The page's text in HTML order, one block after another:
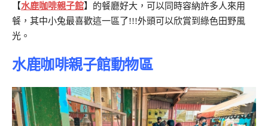
【水鹿咖啡親子館】的餐廳好大，可以同時容納許多人來用
餐，其中小兔最喜歡這一區了!!!外頭可以欣賞到綠色田野風
光。
水鹿咖啡親子館動物區